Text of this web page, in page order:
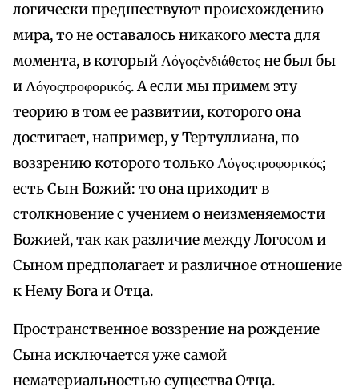
логически предшествуют происхождению
мира, то не оставалось никакого места для
момента, в который Λόγοςἐνδιάθετος не был бы
и Λόγοςπροφορικός. А если мы примем эту
теорию в том ее развитии, которого она
достигает, например, у Тертуллиана, по
воззрению которого только Λόγοςπροφορικός;
есть Сын Божий: то она приходит в
столкновение с учением о неизменяемости
Божией, так как различие между Логосом и
Сыном предполагает и различное отношение
к Нему Бога и Отца.
Пространственное воззрение на рождение
Сына исключается уже самой
нематериальностью существа Отца.